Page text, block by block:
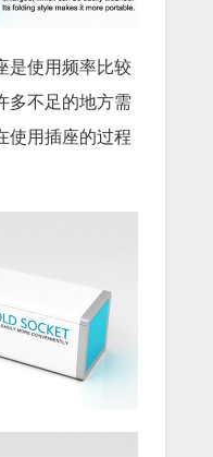
是使用频率比较
多不足的地方需
使用插座的过程